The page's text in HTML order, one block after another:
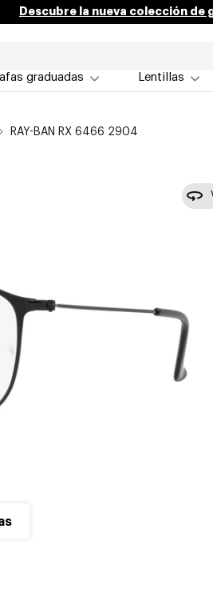
Descubre la nueva colección de
graduadas Lentillas
RAY-BAN RX 6466 2904